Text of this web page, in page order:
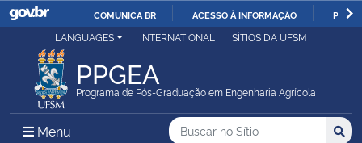
IR
COMUNICA BR ACESSO À INFORMAÇÃO
Ministério da Justiça e Segurança Pública
Ministério da Defesa
LANGUAGES INTERNATIONAL SÍTIOS DA UFSM
PPGEA
Programa de Pós-Graduação em Engenharia Agrícola
Menu Menu Principal do Sítio
Busca
Buscar no no Sítio
Busca: